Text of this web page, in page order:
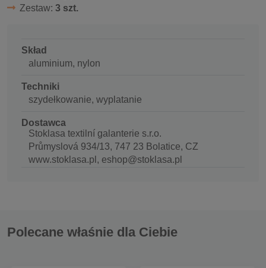
Zestaw: 3 szt.
Skład
aluminium, nylon
Techniki
szydełkowanie, wyplatanie
Dostawca
Stoklasa textilní galanterie s.r.o.
Průmyslová 934/13, 747 23 Bolatice, CZ
www.stoklasa.pl, eshop@stoklasa.pl
Polecane właśnie dla Ciebie